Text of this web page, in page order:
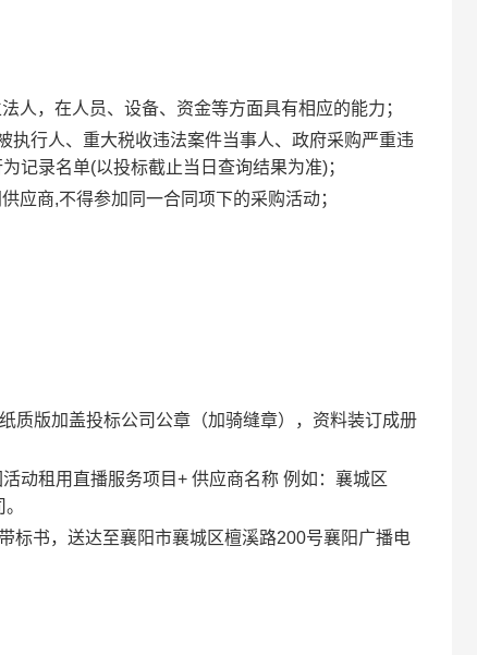
人，在人员、设备、资金等方面具有相应的能力；
执行人、重大税收违法案件当事人、政府采购严重违
记录名单(以投标截止当日查询结果为准)；
应商,不得参加同一合同项下的采购活动；
质版加盖投标公司公章（加骑缝章），资料装订成册
动租用直播服务项目+ 供应商名称 例如：襄城区
标书，送达至襄阳市襄城区檀溪路200号襄阳广播电